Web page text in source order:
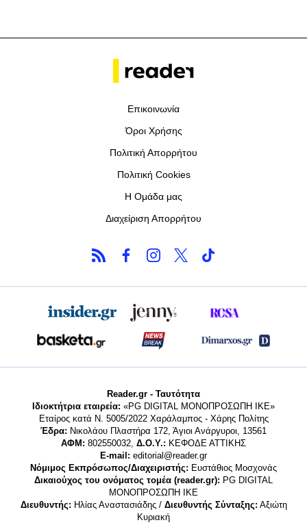
Επικοινωνία
Όροι Χρήσης
Πολιτική Απορρήτου
Πολιτική Cookies
Η Ομάδα μας
Διαχείριση Απορρήτου
Reader.gr - Ταυτότητα
Ιδιοκτήτρια εταιρεία: «PG DIGITAL MONΟΠΡΟΣΩΠΗ ΙΚΕ»
Εταίρος κατά Ν. 5005/2022 Χαράλαμπος - Χάρης Πολίτης
Έδρα: Νικολάου Πλαστήρα 172, Άγιοι Ανάργυροι, 13561
ΑΦΜ: 802550032, Δ.Ο.Υ.: ΚΕΦΟΔΕ ΑΤΤΙΚΗΣ
E-mail: editorial@reader.gr
Νόμιμος Εκπρόσωπος/Διαχειριστής: Ευστάθιος Μοσχονάς
Δικαιούχος του ονόματος τομέα (reader.gr): PG DIGITAL
MONΟΠΡΟΣΩΠΗ ΙΚΕ
Διευθυντής: Ηλίας Αναστασιάδης / Διευθυντής Σύνταξης: Αξιώτη
Κυριακή